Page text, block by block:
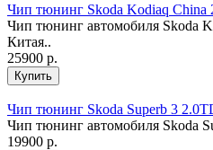
Чип тюнинг Skoda Kodiaq China
Чип тюнинг автомобиля Skoda
Китая..
25900 р.
Чип тюнинг Skoda Superb 3
Чип тюнинг автомобиля Skoda
19900 р.